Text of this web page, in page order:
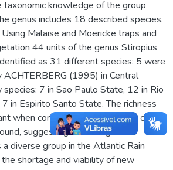
taxonomic knowledge of the group
genus includes 18 described species,
Malaise and Moericke traps and
44 units of the genus Stiropius
as 31 different species: 5 were
ACHTERBERG (1995) in Central
7 in Sao Paulo State, 12 in Rio
in Espirito Santo State. The richness
when compared to the number of
suggesting that the genus
diverse group in the Atlantic Rain
shortage and viability of new